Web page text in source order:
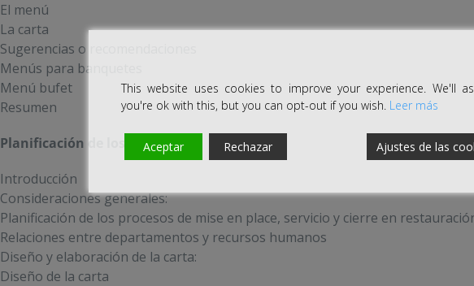
El menú
La carta
Sugerencias o recomendaciones
Menús para banquetes
Menú bufet
Resumen
Planificación de los servicios
Introducción
Consideraciones generales:
Planificación de los procesos de mise en place, servicio y cierre en
Relaciones entre departamentos y recursos humanos
Diseño y elaboración de la carta:
Diseño de la carta
This website uses cookies to improve your experience. We'll
you're ok with this, but you can opt-out if you wish. Leer más
Aceptar Rechazar Ajustes de las